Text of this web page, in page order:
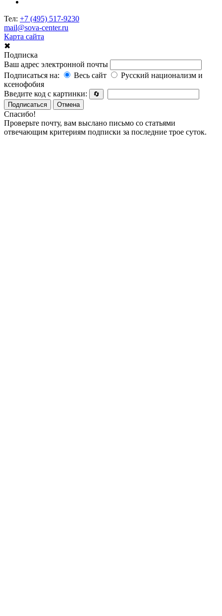
Тел: +7 (495) 517-9230
mail@sova-center.ru
Карта сайта
✖
Подписка
Ваш адрес электронной почты
Подписаться на:
Весь сайт
Русский национализм и
ксенофобия
Введите код с картинки:
🔄
Подписаться
Отмена
Спасибо!
Проверьте почту, вам выслано письмо со статьями
отвечающим критериям подписки за последние трое суток.